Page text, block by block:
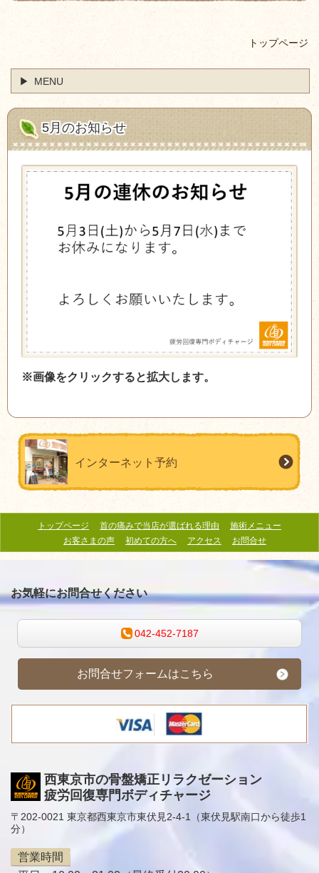
トップページ
MENU
5月のお知らせ
※画像をクリックすると拡大します。
インターネット予約
トップページ 首の痛みで当店が選ばれる理由
施術メニュー
お客さまの声
初めての方へ アクセス お問合せ
お気軽にお問合せください
042-452-7187
お問合せフォームはこちら
西東京市の骨盤矯正リラクゼーション
疲労回復専門ボディチャージ
〒202-0021 東京都西東京市東伏見2-4-1（東伏見駅南口から徒歩1
分）
営業時間